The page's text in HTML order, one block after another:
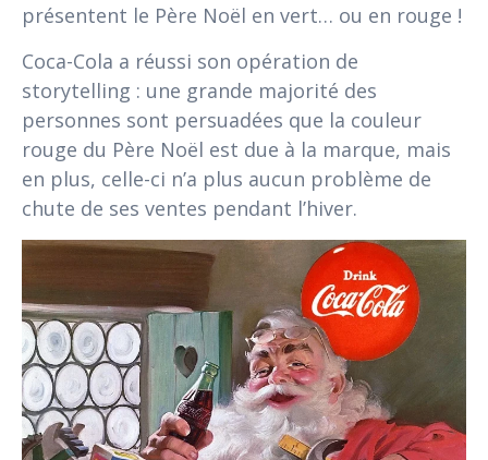
présentent le Père Noël en vert… ou en rouge !
Coca-Cola a réussi son opération de
storytelling : une grande majorité des
personnes sont persuadées que la couleur
rouge du Père Noël est due à la marque, mais
en plus, celle-ci n’a plus aucun problème de
chute de ses ventes pendant l’hiver.